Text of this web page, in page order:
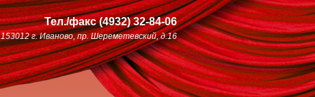
Тел./факс(4932)32-84-06
153012 г. Иваново, пр. Шереметевский, д.16